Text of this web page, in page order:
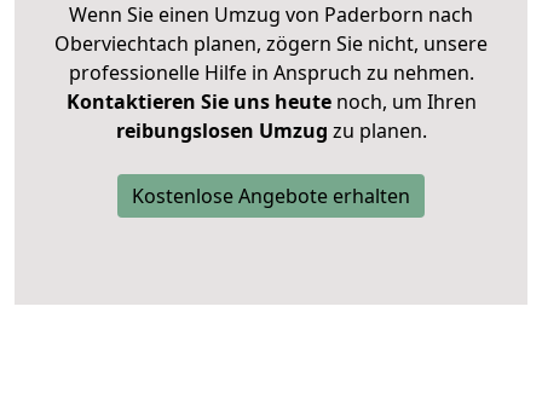
Wenn Sie einen Umzug von Paderborn nach
Oberviechtach planen, zögern Sie nicht, unsere
professionelle Hilfe in Anspruch zu nehmen.
Kontaktieren Sie uns heutenoch, um Ihren
reibungslosen Umzug zu planen.
Kostenlose Angebote erhalten